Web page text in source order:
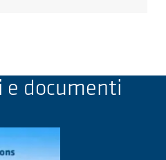
e documenti